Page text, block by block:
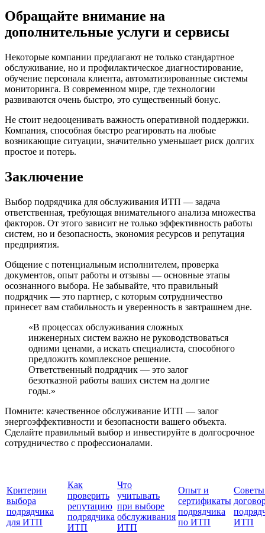
Обращайте внимание на
дополнительные услуги и сервисы
Некоторые компании предлагают не только стандартное
обслуживание, но и профилактическое диагностирование,
обучение персонала клиента, автоматизированные системы
мониторинга. В современном мире, где технологии
развиваются очень быстро, это существенный бонус.
Не стоит недооценивать важность оперативной поддержки.
Компания, способная быстро реагировать на любые
возникающие ситуации, значительно уменьшает риск долгих
простое и потерь.
Заключение
Выбор подрядчика для обслуживания ИТП — задача
ответственная, требующая внимательного анализа множества
факторов. От этого зависит не только эффективность работы
систем, но и безопасность, экономия ресурсов и репутация
предприятия.
Общение с потенциальным исполнителем, проверка
документов, опыт работы и отзывы — основные этапы
осознанного выбора. Не забывайте, что правильный
подрядчик — это партнер, с которым сотрудничество
принесет вам стабильность и уверенность в завтрашнем дне.
«В процессах обслуживания сложных
инженерных систем важно не руководствоваться
одними ценами, а искать специалиста, способного
предложить комплексное решение.
Ответственный подрядчик — это залог
безотказной работы ваших систем на долгие
годы.»
Помните: качественное обслуживание ИТП — залог
энергоэффективности и безопасности вашего объекта.
Сделайте правильный выбор и инвестируйте в долгосрочное
сотрудничество с профессионалами.
Критерии
выбора
подрядчика
для ИТП
Как
проверить
репутацию
подрядчика
ИТП
Что
учитывать
при выборе
обслуживания
ИТП
Опыт и
сертификаты
подрядчика
по ИТП
ИТП